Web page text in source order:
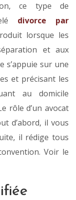
ce type de
divorce par
lorsque les
et aux
s’appuie sur une
et précisant les
au domicile
rôle d’un avocat
d’abord, il vous
il rédige tous
Voir le